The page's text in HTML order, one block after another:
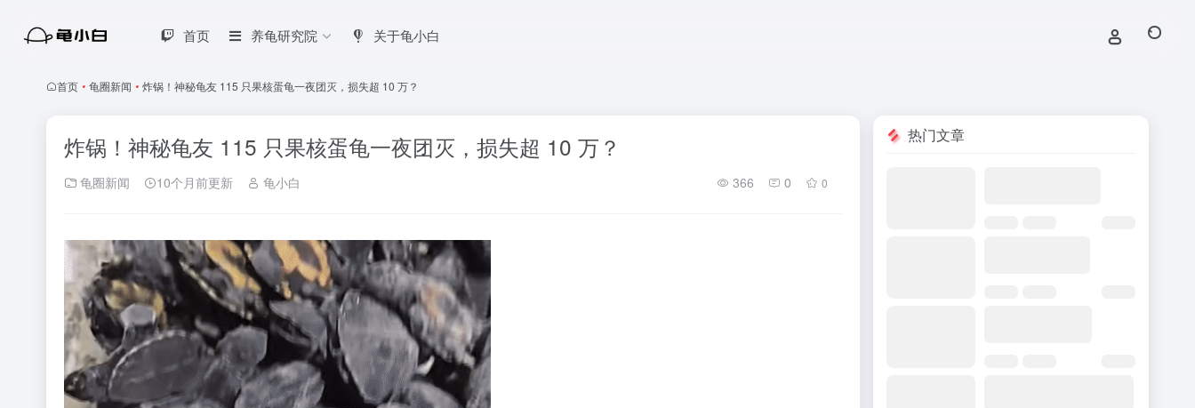
首页 养龟研究院 关于龟小白
首页 • 龟圈新闻 • 炸锅！神秘龟友 115 只果核蛋龟一夜团灭，损失超 10 万？
炸锅！神秘龟友 115 只果核蛋龟一夜团灭，损失超 10 万？
龟圈新闻 10个月前更新 龟小白 366 0 0
热门文章